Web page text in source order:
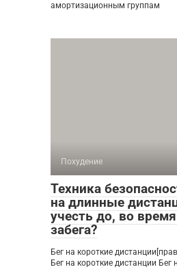
амортизационным группам
Похудение
Техника
на длинные
учесть до, во
забега?
Бег на короткие
Бег на короткие дистанции Бег